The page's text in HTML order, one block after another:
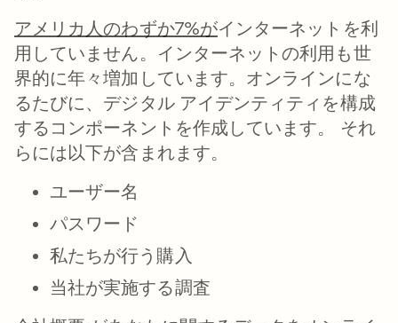
アメリカ人のわずか7%がインターネットを利
用していません。インターネットの利用も世
界的に年々増加しています。オンラインにな
るたびに、デジタル アイデンティティを構成
するコンポーネントを作成しています。 それ
らには以下が含まれます。
ユーザー名
パスワード
私たちが行う購入
当社が実施する調査